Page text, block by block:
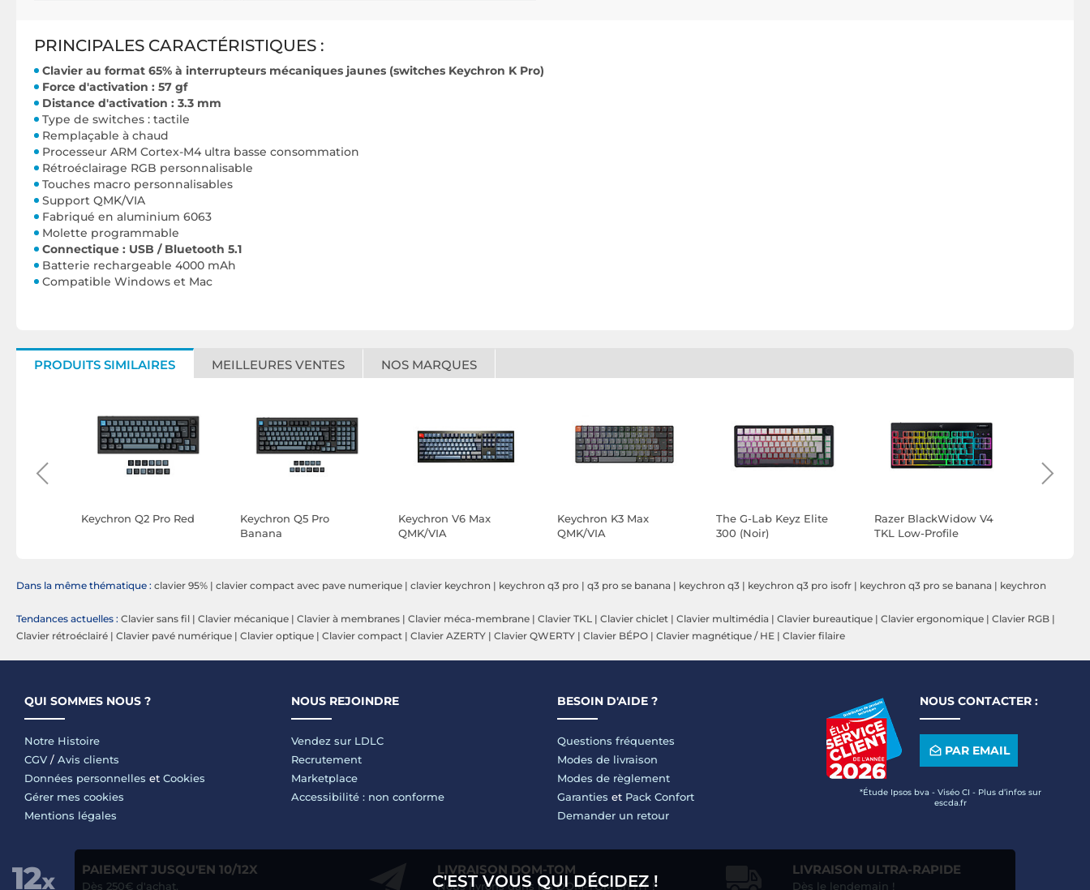
C'EST VOUS QUI DÉCIDEZ !
PRINCIPALES CARACTÉRISTIQUES :
Clavier au format 65% à interrupteurs mécaniques jaunes (switches Keychron K Pro)
Force d'activation : 57 gf
Distance d'activation : 3.3 mm
Type de switches : tactile
Remplaçable à chaud
Processeur ARM Cortex-M4 ultra basse consommation
Rétroéclairage RGB personnalisable
Touches macro personnalisables
Support QMK/VIA
Fabriqué en aluminium 6063
Molette programmable
Connectique : USB / Bluetooth 5.1
Batterie rechargeable 4000 mAh
Compatible Windows et Mac
PRODUITS SIMILAIRES MEILLEURES VENTES NOS MARQUES
Keychron Q2 Pro Red
Keychron Q5 Pro
Banana
Keychron V6 Max
QMK/VIA
Keychron K3 Max
QMK/VIA
The G-Lab Keyz Elite
300 (Noir)
Razer BlackWidow V4
TKL Low-Profile
Dans la même thématique : clavier 95% | clavier compact avec pave numerique | clavier keychron | keychron q3 pro | q3 pro se banana | keychron q3 | keychron q3 pro isofr | keychron q3 pro se banana | keychron
Tendances actuelles : Clavier sans fil | Clavier mécanique | Clavier à membranes | Clavier méca-membrane | Clavier TKL | Clavier chiclet | Clavier multimédia | Clavier bureautique | Clavier ergonomique | Clavier RGB |
Clavier rétroéclairé | Clavier pavé numérique | Clavier optique | Clavier compact | Clavier AZERTY | Clavier QWERTY | Clavier BÉPO | Clavier magnétique / HE | Clavier filaire
QUI SOMMES NOUS ?
Notre Histoire
CGV / Avis clients
Données personnelles et Cookies
Gérer mes cookies
Mentions légales
NOUS REJOINDRE
Vendez sur LDLC
Recrutement
Marketplace
Accessibilité : non conforme
BESOIN D'AIDE ?
Questions fréquentes
Modes de livraison
Modes de règlement
Garanties et Pack Confort
Demander un retour
NOUS CONTACTER :
PAR EMAIL
*Étude Ipsos bva - Viséo CI - Plus d’infos sur
escda.fr
PAIEMENT JUSQU'EN 10/12X
Dès 250€ d'achat.
LIVRAISON DOM-TOM
Nous livrons dans les DOM-TOM en HT !
LIVRAISON ULTRA-RAPIDE
Dès le lendemain !